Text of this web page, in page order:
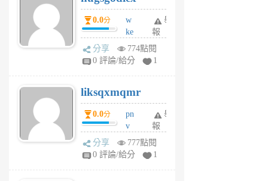
個
月
前
0.0分
w
ke
rv
pj
6
個
月
前
舉
報
分享
774點閱
0 評論/給分
1
liksqxmqmr
0.0分
pn
v
wt
sv
舉
報
分享
777點閱
0 評論/給分
1